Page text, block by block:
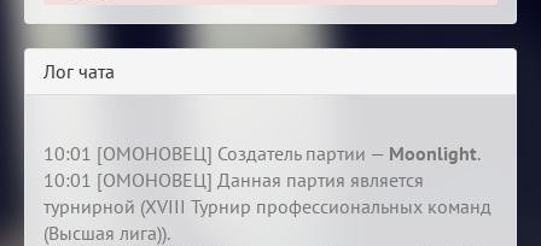
Лог чата
10:01 [ОМОНОВЕЦ] Создатель партии — Moonlight.
10:01 [ОМОНОВЕЦ] Данная партия является
турнирной (XVIII Турнир профессиональных команд
(Высшая лига)).